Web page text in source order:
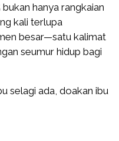
hanya rangkaian
kali terlupa
besar—satu kalimat
seumur hidup bagi
selagi ada, doakan ibu